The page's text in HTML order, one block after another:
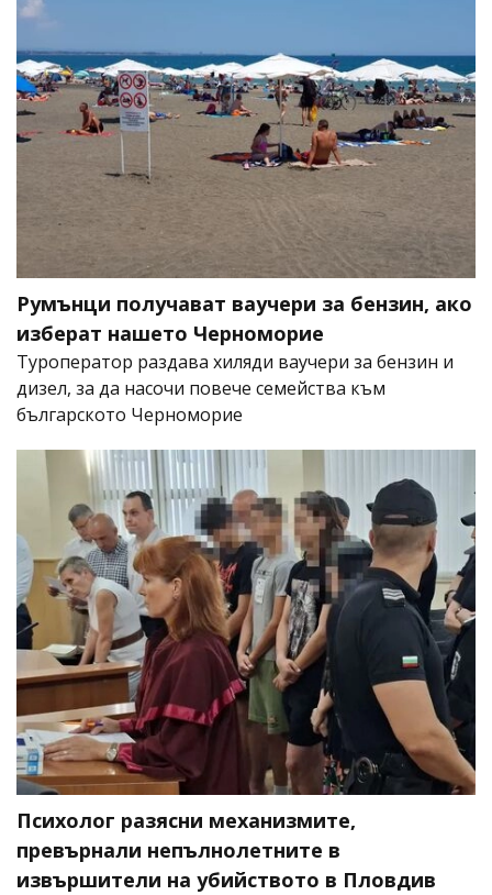
Румънци получават ваучери за бензин, ако
изберат нашето Черноморие
Туроператор раздава хиляди ваучери за бензин и
дизел, за да насочи повече семейства към
българското Черноморие
Психолог разясни механизмите,
превърнали непълнолетните в
извършители на убийството в Пловдив